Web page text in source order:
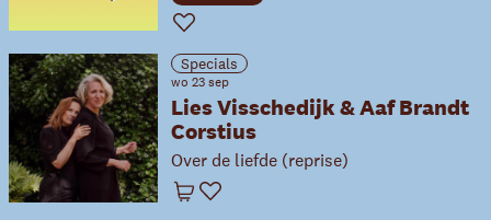
Favoriet
Specials
wo 23 sep
Lies Visschedijk & Aaf Brandt
Corstius
Over de liefde (reprise)
Winkelwagen
Favoriet